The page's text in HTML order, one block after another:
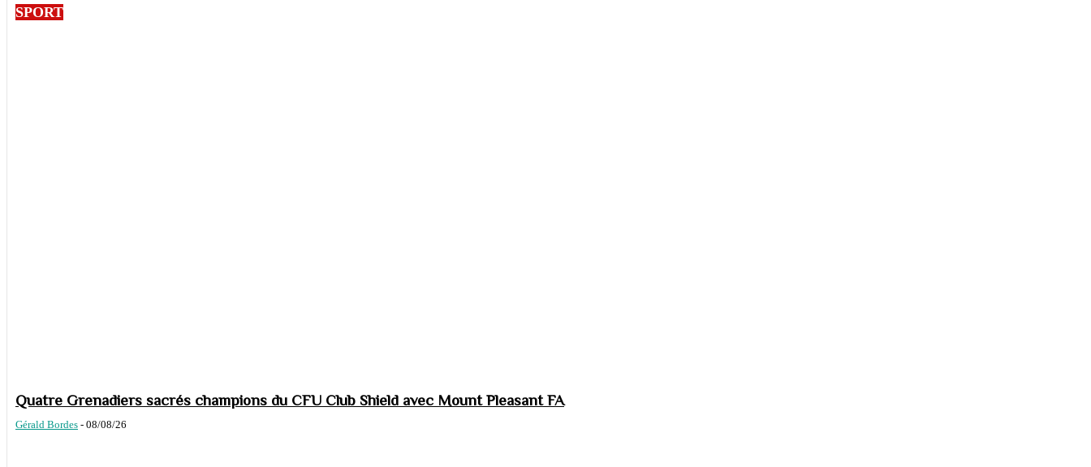
SPORT
Quatre Grenadiers sacrés champions du CFU Club Shield avec Mount Pleasant FA
Gérald Bordes - 08/08/26